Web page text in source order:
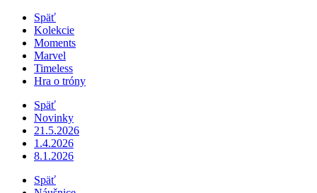
Späť
Kolekcie
Moments
Marvel
Timeless
Hra o tróny
Späť
Novinky
21.5.2026
1.4.2026
8.1.2026
Späť